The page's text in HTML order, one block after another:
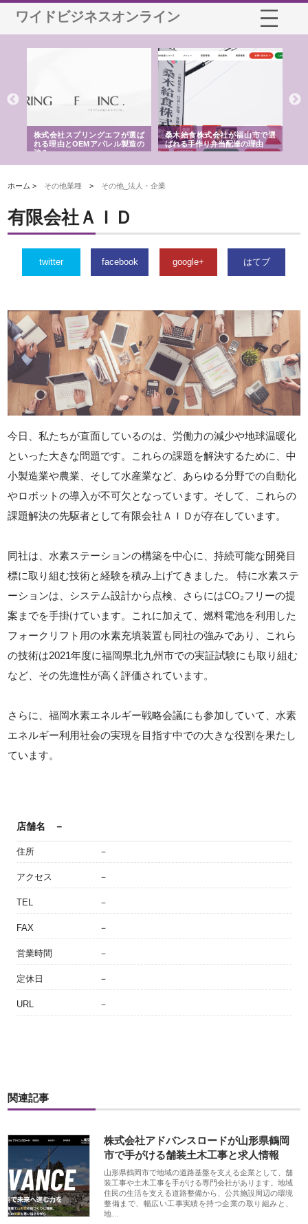
ワイドビジネスオンライン
株式会社スプリングエフが選ば
れる理由とOEMアパレル製造の
強み
桑木給食株式会社が福山市で選
ばれる手作り弁当配達の理由
ホーム > その他業種 > その他_法人・企業
有限会社ＡＩＤ
twitter facebook google+ はてブ
今日、私たちが直面しているのは、労働力の減少や地球温暖化
といった大きな問題です。これらの課題を解決するために、中
小製造業や農業、そして水産業など、あらゆる分野での自動化
やロボットの導入が不可欠となっています。そして、これらの
課題解決の先駆者として有限会社ＡＩＤが存在しています。
同社は、水素ステーションの構築を中心に、持続可能な開発目
標に取り組む技術と経験を積み上げてきました。 特に水素ステ
ーションは、システム設計から点検、さらにはCO₂フリーの提
案までを手掛けています。これに加えて、燃料電池を利用した
フォークリフト用の水素充填装置も同社の強みであり、これら
の技術は2021年度に福岡県北九州市での実証試験にも取り組む
など、その先進性が高く評価されています。
さらに、福岡水素エネルギー戦略会議にも参加していて、水素
エネルギー利用社会の実現を目指す中での大きな役割を果たし
ています。
店舗名 －
住所 －
アクセス －
TEL －
FAX －
営業時間 －
定休日 －
URL －
関連記事
株式会社アドバンスロードが山形県鶴岡
市で手がける舗装土木工事と求人情報
山形県鶴岡市で地域の道路基盤を支える企業として、舗
装工事や土木工事を手がける専門会社があります。地域
住民の生活を支える道路整備から、公共施設周辺の環境
整備まで、幅広い工事実績を持つ企業の取り組みと、
地…